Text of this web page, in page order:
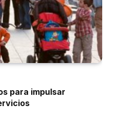
para impulsar